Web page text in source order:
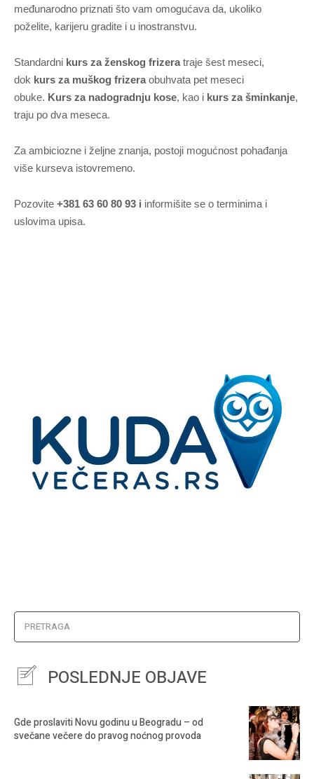
međunarodno priznati što vam omogućava da, ukoliko
poželite, karijeru gradite i u inostranstvu.
Standardni kurs za ženskog frizeratraje šest meseci,
dok kurs za muškog frizeraobuhvata pet meseci
obuke. Kurs za nadogradnju kose, kao i kurs za šminkanje,
traju po dva meseca.
Za ambiciozne i željne znanja, postoji mogućnost pohađanja
više kurseva istovremeno.
Pozovite +381 63 60 80 93 i informišite se o terminima i
uslovima upisa.
PRETRAGA
POSLEDNJE OBJAVE
Gde proslaviti Novu godinu u Beogradu – od
svečane večere do pravog noćnog provoda